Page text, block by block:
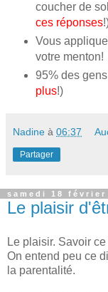
coucher de
ces réponses
Vous
votre menton!
95% des
plus!)
Nadine à 06:37
Partager
samedi 18 février
Le plaisir
Le plaisir. Savoir
On entend peu ce
la parentalité.